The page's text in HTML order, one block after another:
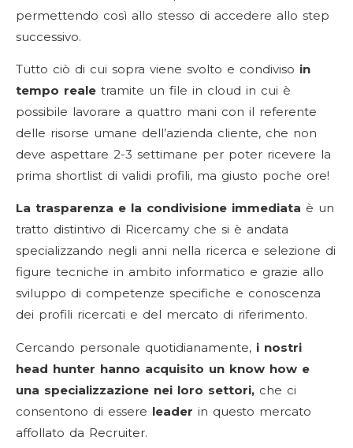
permettendo così allo stesso di accedere allo step
successivo.
Tutto ciò di cui sopra viene svolto e condiviso in
tempo reale tramite un file in cloud in cui è
possibile lavorare a quattro mani con il referente
delle risorse umane dell’azienda cliente, che non
deve aspettare 2-3 settimane per poter ricevere la
prima shortlist di validi profili, ma giusto poche ore!
La trasparenza e la condivisione immediata è un
tratto distintivo di Ricercamy che si è andata
specializzando negli anni nella ricerca e selezione di
figure tecniche in ambito informatico e grazie allo
sviluppo di competenze specifiche e conoscenza
dei profili ricercati e del mercato di riferimento.
Cercando personale quotidianamente, i nostri
head hunter hanno acquisito un know how e
una specializzazione nei loro settori, che ci
consentono di essere leader in questo mercato
affollato da Recruiter.